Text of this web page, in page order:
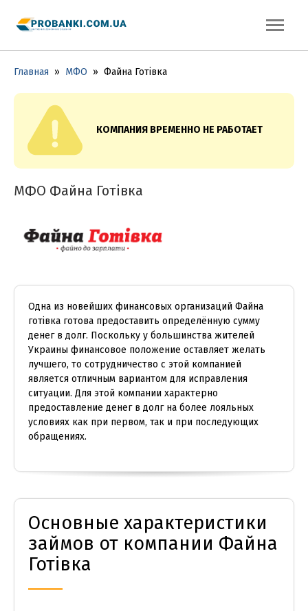
Главная » МФО » Файна Готівка
МФО Файна Готівка
КОМПАНИЯ ВРЕМЕННО НЕ РАБОТАЕТ
Одна из новейших финансовых организаций Файна
готівка готова предоставить определённую сумму
денег в долг. Поскольку у большинства жителей
Украины финансовое положение оставляет желать
лучшего, то сотрудничество с этой компанией
является отличным вариантом для исправления
ситуации. Для этой компании характерно
предоставление денег в долг на более лояльных
условиях как при первом, так и при последующих
обращениях.
Основные характеристики
займов от компании Файна
Готівка